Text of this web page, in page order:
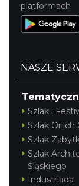
platformach
NASZE
Szlak i
Szlak Orlich
Szlak
Szlak
Śląskiego
Industriada